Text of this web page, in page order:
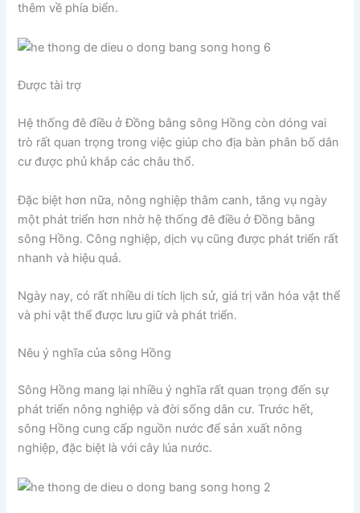
thêm về phía biển.
Được tài trợ
Hệ thống đê điều ở Đồng bằng sông Hồng còn dóng vai
trò rất quan trọng trong việc giúp cho địa bàn phân bố dân
cư được phủ khắp các châu thổ.
Đặc biệt hơn nữa, nông nghiệp thâm canh, tăng vụ ngày
một phát triển hơn nhờ hệ thống đê điều ở Đồng bằng
sông Hồng. Công nghiệp, dịch vụ cũng được phát triển rất
nhanh và hiệu quả.
Ngày nay, có rất nhiều di tích lịch sử, giá trị văn hóa vật thể
và phi vật thể được lưu giữ và phát triển.
Nêu ý nghĩa của sông Hồng
Sông Hồng mang lại nhiều ý nghĩa rất quan trọng đến sự
phát triển nông nghiệp và đời sống dân cư. Trước hết,
sông Hồng cung cấp nguồn nước để sản xuất nông
nghiệp, đặc biệt là với cây lúa nước.